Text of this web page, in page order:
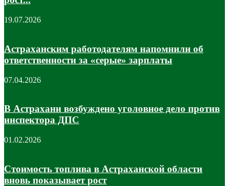
19.07.2026
Астраханским работодателям напомнили об
ответственности за «серые» зарплаты
07.04.2026
В Астрахани возбуждено уголовное дело против
инспектора ДПС
01.02.2026
Стоимость топлива в Астраханской области
вновь показывает рост